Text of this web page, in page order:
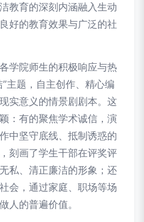
教育的深刻内涵融入生动
好的教育效果与广泛的社
学院师生的积极响应与热
主题，自主创作、精心编
实意义的情景剧剧本。这
：有的聚焦学术诚信，演
中坚守底线、抵制诱惑的
刻画了学生干部在评奖评
私、清正廉洁的形象；还
会，通过家庭、职场等场
人的普遍价值。